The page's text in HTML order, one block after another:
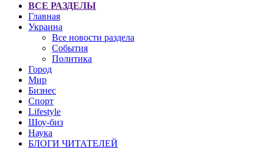
ВСЕ РАЗДЕЛЫ
Главная
Украина
Все новости раздела
События
Политика
Город
Мир
Бизнес
Спорт
Lifestyle
Шоу-биз
Наука
БЛОГИ ЧИТАТЕЛЕЙ